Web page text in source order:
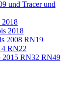
und Tracer und
2018
2018
2008 RN19
RN22
2015 RN32 RN49